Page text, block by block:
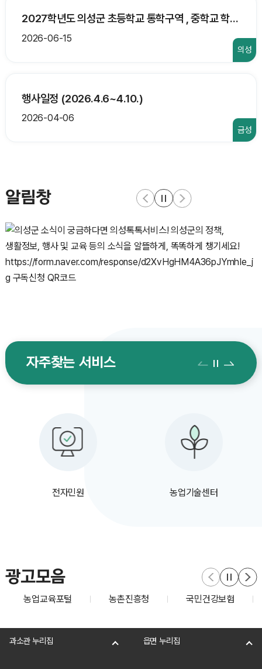
의성
2027학년도 의성군 초등학교 통학구역 , 중학교 학교군 및 중학구 조정에 대한 사전 의견 수렴 안내
2026-06-15
금성
행사일정 (2026.4.6~4.10.)
2026-04-06
알림창
자주찾는 서비스
전자민원 농업기술센터
광고모음
농업교육포털 농촌진흥청 국민건강보험
과소관 누리집 읍면 누리집